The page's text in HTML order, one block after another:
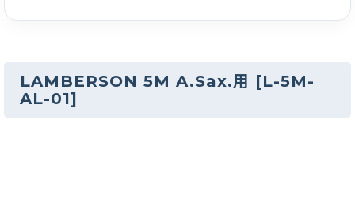
LAMBERSON 5M A.Sax.用 [L-5M-
AL-01]